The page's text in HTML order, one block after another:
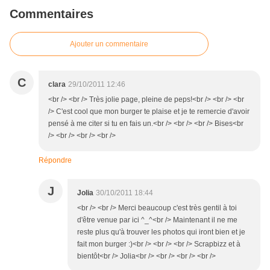
Commentaires
Ajouter un commentaire
C clara 29/10/2011 12:46
<br /> <br /> Très jolie page, pleine de peps!<br /> <br /> <br
/> C'est cool que mon burger te plaise et je te remercie d'avoir
pensé à me citer si tu en fais un.<br /> <br /> <br /> Bises<br
/> <br /> <br /> <br />
Répondre
J Jolia 30/10/2011 18:44
<br /> <br /> Merci beaucoup c'est très gentil à toi
d'être venue par ici ^_^<br /> Maintenant il ne me
reste plus qu'à trouver les photos qui iront bien et je
fait mon burger :)<br /> <br /> <br /> Scrapbizz et à
bientôt<br /> Jolia<br /> <br /> <br /> <br />